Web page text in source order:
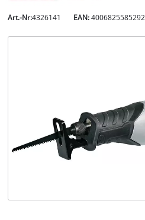
English
Art.-Nr:4326141 EAN:4006825585292